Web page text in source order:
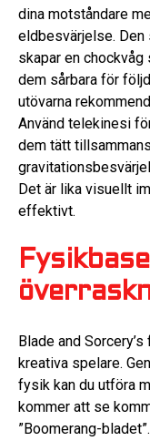
dina motståndare
eldbesvärjelse. Den
skapar en chockvåg
dem sårbara för
utövarna
Använd telekinesi
dem tätt
Det är lika visuellt
effektivt.
Blade and
kreativa spelare.
fysik kan du utföra
kommer att se
”Boomerang-